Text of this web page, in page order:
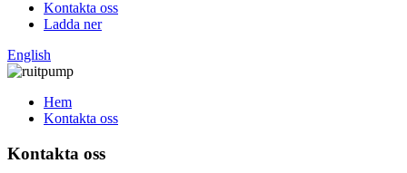
Kontakta oss
Ladda ner
English
Hem
Kontakta oss
Kontakta oss